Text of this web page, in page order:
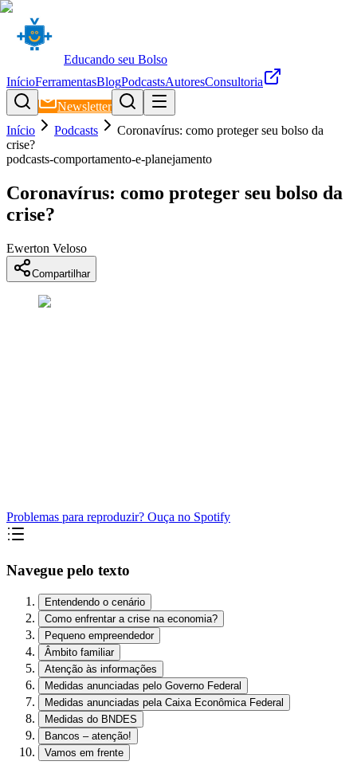
Educando seu Bolso
InícioFerramentasBlogPodcastsAutoresConsultoria
Newsletter
Início
Podcasts
Coronavírus: como proteger seu bolso da
crise?
podcasts-comportamento-e-planejamento
Coronavírus: como proteger seu bolso da
crise?
Ewerton Veloso
Compartilhar
Problemas para reproduzir? Ouça no Spotify
Navegue pelo texto
Entendendo o cenário
Como enfrentar a crise na economia?
Pequeno empreendedor
Âmbito familiar
Atenção às informações
Medidas anunciadas pelo Governo Federal
Medidas anunciadas pela Caixa Econômica Federal
Medidas do BNDES
Bancos – atenção!
Vamos em frente